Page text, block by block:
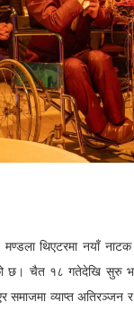
मण्डला थिएटरमा नयाँ
छ। चैत १८ गतेदेखि सुरु
समाजमा व्याप्त अतिरञ्जन